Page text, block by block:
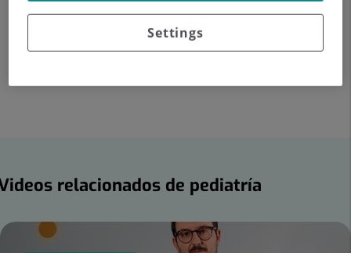
explica por qué ocurre, cómo se controla y qué hacer para
a
en
en
relacionados de pediatría
Settings